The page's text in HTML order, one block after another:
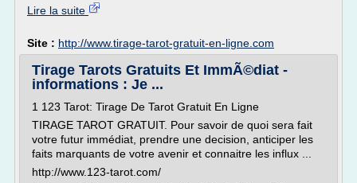
Lire la suite
Site : http://www.tirage-tarot-gratuit-en-ligne.com
Tirage Tarots Gratuits Et ImmÃ©diat -
informations : Je ...
1 123 Tarot: Tirage De Tarot Gratuit En Ligne
TIRAGE TAROT GRATUIT. Pour savoir de quoi sera fait
votre futur immédiat, prendre une decision, anticiper les
faits marquants de votre avenir et connaitre les influx ...
http://www.123-tarot.com/